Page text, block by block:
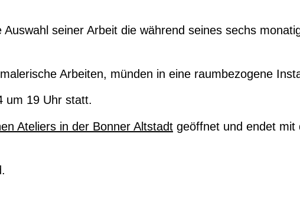
seiner Arbeit die während seines sechs
Arbeiten, münden in eine raumbezogene
um 19 Uhr statt.
Ateliers in der Bonner Altstadt geöffnet und endet mit